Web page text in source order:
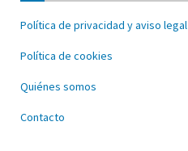
Política de privacidad y aviso legal
Política de cookies
Quiénes somos
Contacto